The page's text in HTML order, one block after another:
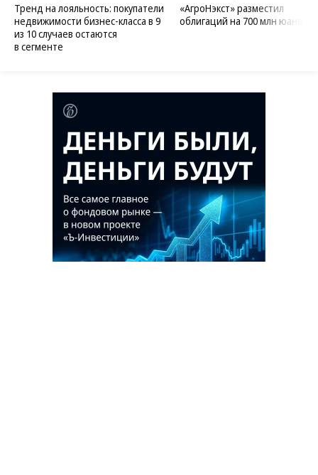
Тренд на лояльность: покупатели
недвижимости бизнес-класса в 9
из 10 случаев остаются
в сегменте
«АгроНэкст» разместил
облигаций на 700 млн юаней